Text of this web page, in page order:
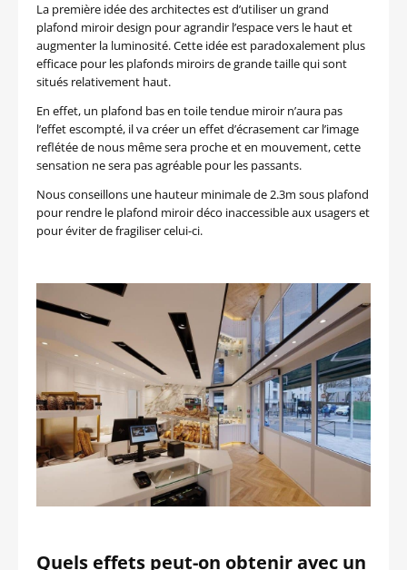
La première idée des architectes est d’utiliser un grand
plafond miroir design pour agrandir l’espace vers le haut et
augmenter la luminosité. Cette idée est paradoxalement plus
efficace pour les plafonds miroirs de grande taille qui sont
situés relativement haut.
En effet, un plafond bas en toile tendue miroir n’aura pas
l’effet escompté, il va créer un effet d’écrasement car l’image
reflétée de nous même sera proche et en mouvement, cette
sensation ne sera pas agréable pour les passants.
Nous conseillons une hauteur minimale de 2.3m sous plafond
pour rendre le plafond miroir déco inaccessible aux usagers et
pour éviter de fragiliser celui-ci.
Quels effets peut-on obtenir avec un